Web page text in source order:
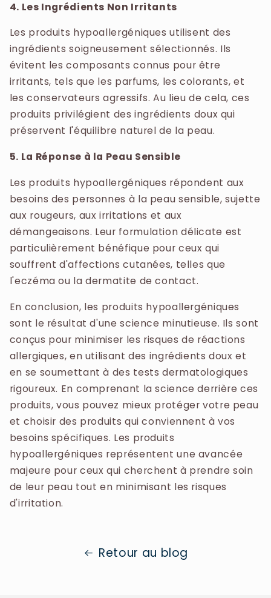
4. Les Ingrédients Non Irritants
Les produits hypoallergéniques utilisent des
ingrédients soigneusement sélectionnés. Ils
évitent les composants connus pour être
irritants, tels que les parfums, les colorants, et
les conservateurs agressifs. Au lieu de cela, ces
produits privilégient des ingrédients doux qui
préservent l'équilibre naturel de la peau.
5. La Réponse à la Peau Sensible
Les produits hypoallergéniques répondent aux
besoins des personnes à la peau sensible, sujette
aux rougeurs, aux irritations et aux
démangeaisons. Leur formulation délicate est
particulièrement bénéfique pour ceux qui
souffrent d'affections cutanées, telles que
l'eczéma ou la dermatite de contact.
En conclusion, les produits hypoallergéniques
sont le résultat d'une science minutieuse. Ils sont
conçus pour minimiser les risques de réactions
allergiques, en utilisant des ingrédients doux et
en se soumettant à des tests dermatologiques
rigoureux. En comprenant la science derrière ces
produits, vous pouvez mieux protéger votre peau
et choisir des produits qui conviennent à vos
besoins spécifiques. Les produits
hypoallergéniques représentent une avancée
majeure pour ceux qui cherchent à prendre soin
de leur peau tout en minimisant les risques
d'irritation.
Retour au blog